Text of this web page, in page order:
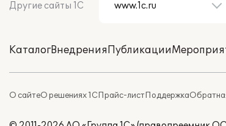
Другие сайты 1С
КаталогВнедренияПубликации
О сайтеО решениях 1СПрайс-листПоддержка